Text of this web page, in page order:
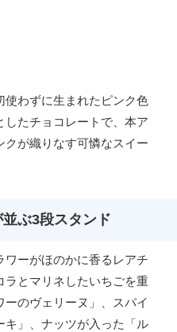
使わずに生まれたピンク色
したチョコレートで、本ア
クが織りなす可憐なスイー
ぶ3段スタンド
ワーがほのかに香るレアチ
ラとマリネしたいちごを重
のヴェリーヌ」、スパイ
キ」、ナッツが入った「ル